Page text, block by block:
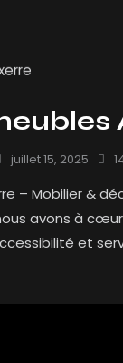
juillet 15, 2025
– Mobilier &
avons à
et